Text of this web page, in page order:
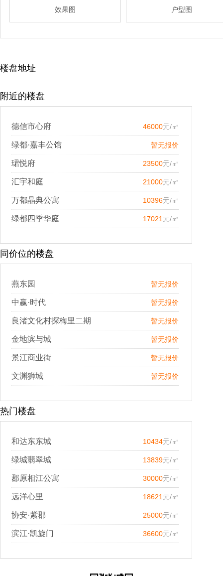
效果图 户型图
楼盘地址
附近的楼盘
德信市心府 46000元/㎡
绿都·嘉丰公馆 暂无报价
珺悦府 23500元/㎡
汇宇和庭 21000元/㎡
万都晶典公寓 10396元/㎡
绿都四季华庭 17021 元/㎡
同价位的楼盘
燕东园 暂无报价
中赢·时代 暂无报价
良渚文化村探梅里二期 暂无报价
金地滨与城 暂无报价
景江商业街 暂无报价
文渊狮城 暂无报价
热门楼盘
和达东东城 10434元/㎡
绿城翡翠城 13839元/㎡
郡原相江公寓 30000元/㎡
远洋心里 18621 元/㎡
协安·紫郡 25000元/㎡
滨江·凯旋门 36600元/㎡